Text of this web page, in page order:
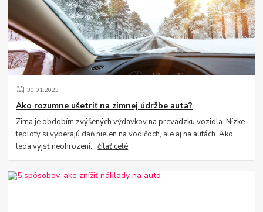
30.01.2023
Ako rozumne ušetriť na zimnej údržbe auta?
Zima je obdobím zvýšených výdavkov na prevádzku vozidla. Nízke
teploty si vyberajú daň nielen na vodičoch, ale aj na autách. Ako
teda vyjsť neohrození...čítať celé